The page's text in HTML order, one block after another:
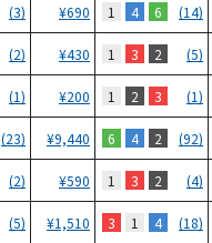
(3) ¥690 1 4 6 (14)
(2) ¥430 1 3 2 (5)
(1) ¥200 1 2 3 (1)
(23) ¥9,440 6 4 2 (92)
(2) ¥590 1 3 2 (4)
(5) ¥1,510 3 1 4 (18)